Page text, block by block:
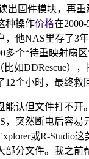
出固件模块，再重
种操作价格在
，他NAS里存了3
多个“待重映射扇
比如DDRescue）
个小时，最终救
认但文件打不开
，突然断电后容易
或R-Studio
部分文件。我之前